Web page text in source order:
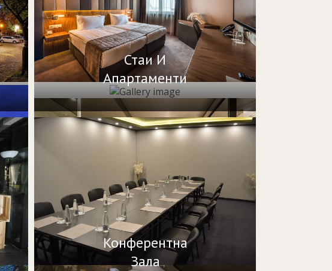
Стаи И
Апартаменти
Конферентна
Зала